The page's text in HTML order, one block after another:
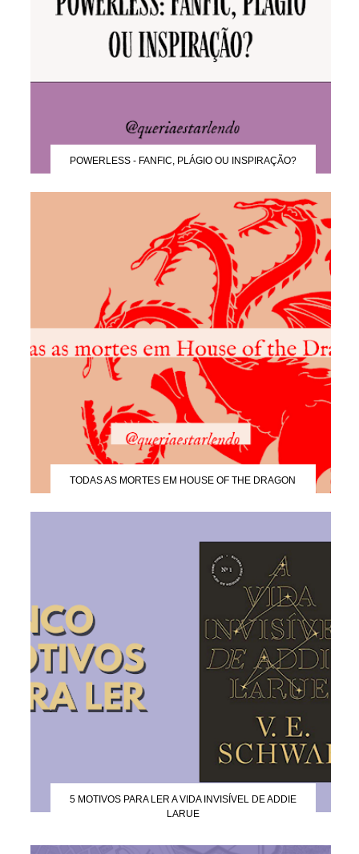
POWERLESS - FANFIC, PLÁGIO OU INSPIRAÇÃO?
TODAS AS MORTES EM HOUSE OF THE DRAGON
5 MOTIVOS PARA LER A VIDA INVISÍVEL DE ADDIE
LARUE